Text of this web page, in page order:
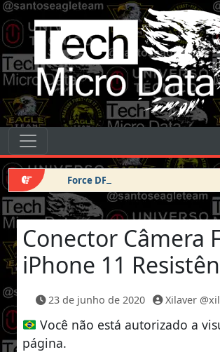
Pular para o conteúdo
Tech Micro Data
Pular para o conteúdo
Navegação principal
Force DFU iPhone 14 Pro Max
Conector Câmera
iPhone 11
23 de junho de 2020 Xilaver
Você não está autorizado a
página.